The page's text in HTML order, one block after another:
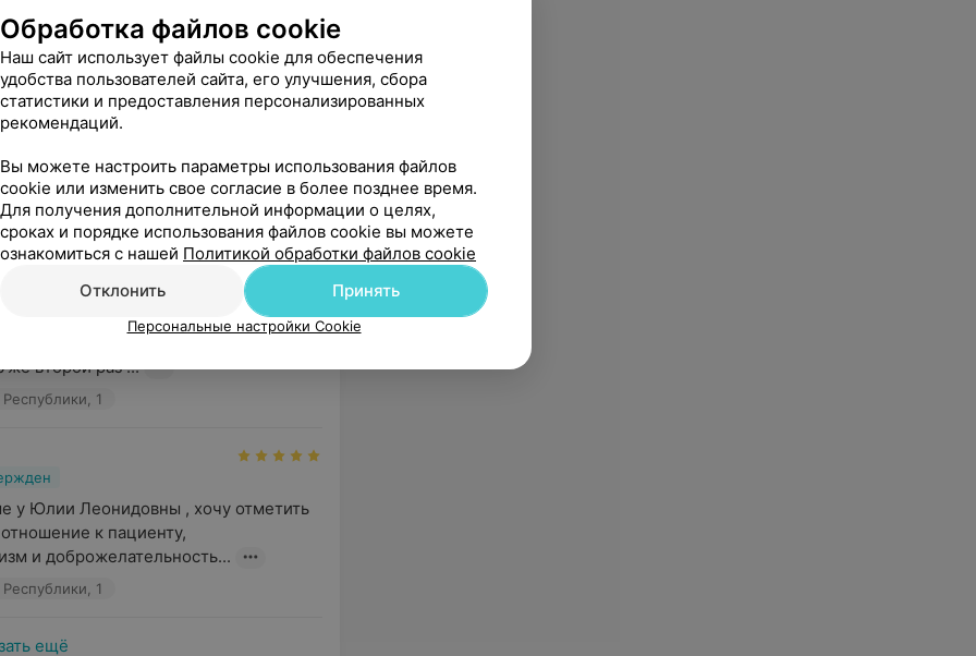
врач! Я беременна и долго мучала
не понимала причину, ходила по
н...
1
Рекомендую
огромную благодарность Юлии
чуткое и внимательное отношение
второй раз ...
1
у Юлии Леонидовны , хочу отметить
к пациенту,
и доброжелательность...
1
ещё
Обработка файлов cookie
Наш сайт использует файлы cookie для обеспечения
удобства пользователей сайта, его улучшения, сбора
статистики и предоставления персонализированных
рекомендаций.
Вы можете настроить параметры использования файлов
cookie или изменить свое согласие в более позднее время.
Для получения дополнительной информации о целях,
сроках и порядке использования файлов cookie вы можете
ознакомиться с нашей Политикой обработки файлов cookie
Отклонить
Принять
Персональные настройки Cookie